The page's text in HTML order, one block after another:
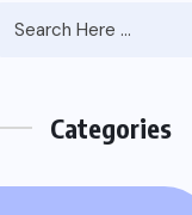
Categories